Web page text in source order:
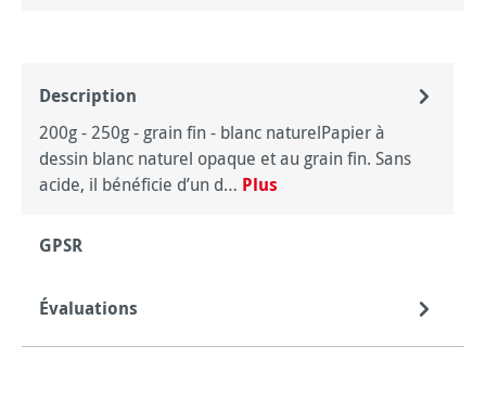
Description
200g - 250g - grain fin - blanc naturelPapier à
dessin blanc naturel opaque et au grain fin. Sans
acide, il bénéficie d’un d… Plus
GPSR
Évaluations